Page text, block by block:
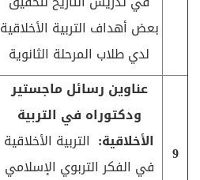
بعض أهداف التربية الأخلاقية
لدي طلاب المرحلة الثانوية
9
عناوين رسائل ماجستير
ودكتوراه في التربية
الأخلاقية: التربية الأخلاقية
في الفكر التربوي الإسلامي